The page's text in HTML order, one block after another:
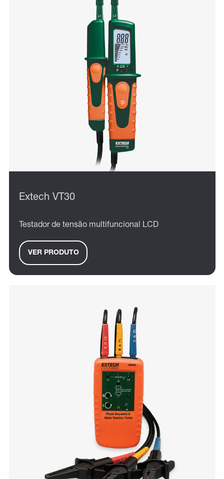
Extech VT30
Testador de tensão multifuncional LCD
VER PRODUTO